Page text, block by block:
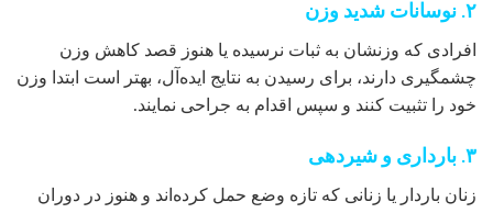
۲. نوسانات شدید وزن
افرادی که وزنشان به ثبات نرسیده یا هنوز قصد کاهش وزن
چشمگیری دارند، برای رسیدن به نتایج ایده‌آل، بهتر است ابتدا وزن
خود را تثبیت کنند و سپس اقدام به جراحی نمایند.
۳. بارداری و شیردهی
زنان باردار یا زنانی که تازه وضع حمل کرده‌اند و هنوز در دوران